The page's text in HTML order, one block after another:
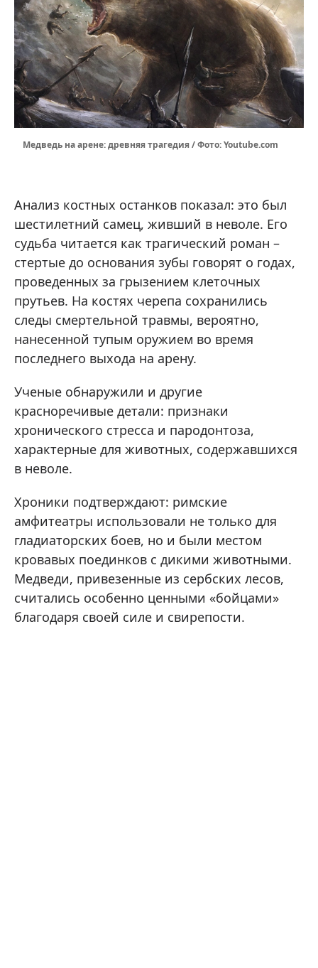
Медведь на арене: древняя трагедия / Фото: Youtube.com
Анализ костных останков показал: это был
шестилетний самец, живший в неволе. Его
судьба читается как трагический роман –
стертые до основания зубы говорят о годах,
проведенных за грызением клеточных
прутьев. На костях черепа сохранились
следы смертельной травмы, вероятно,
нанесенной тупым оружием во время
последнего выхода на арену.
Ученые обнаружили и другие
красноречивые детали: признаки
хронического стресса и пародонтоза,
характерные для животных, содержавшихся
в неволе.
Хроники подтверждают: римские
амфитеатры использовали не только для
гладиаторских боев, но и были местом
кровавых поединков с дикими животными.
Медведи, привезенные из сербских лесов,
считались особенно ценными «бойцами»
благодаря своей силе и свирепости.